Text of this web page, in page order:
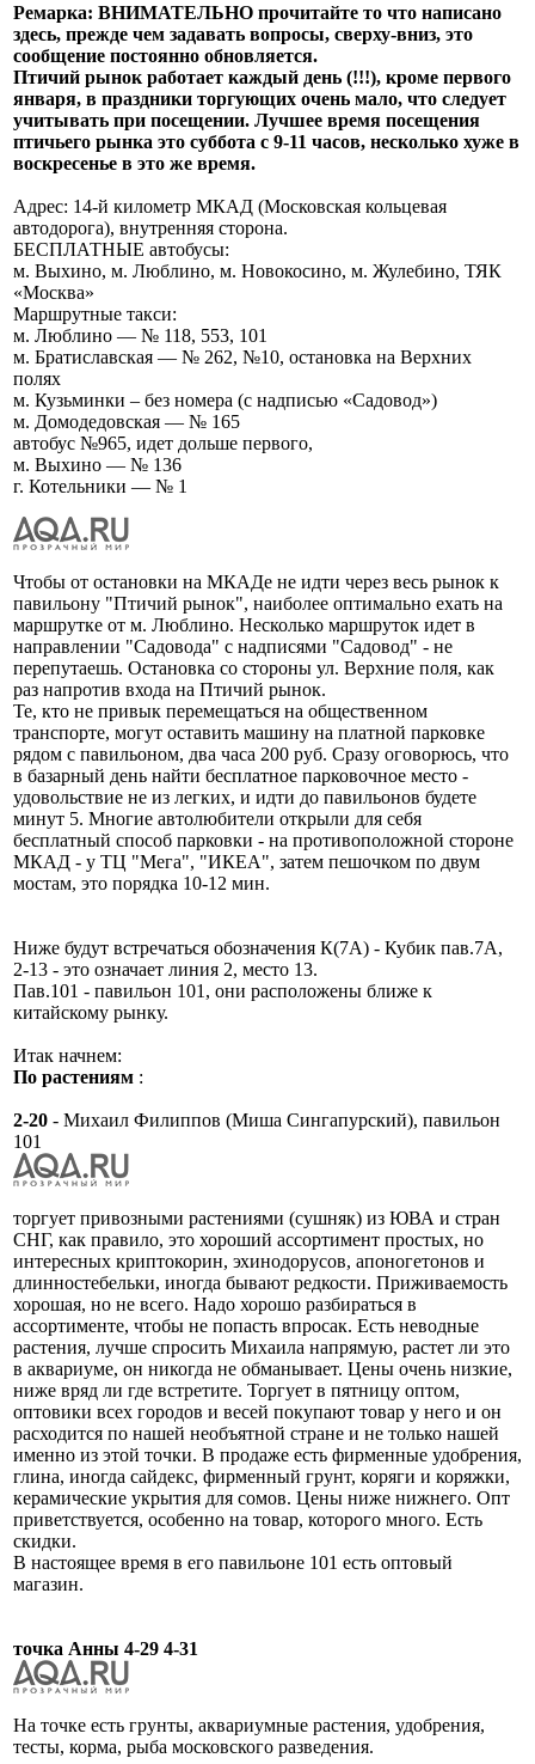
Ремарка: ВНИМАТЕЛЬНО прочитайте то что написано
здесь, прежде чем задавать вопросы, сверху-вниз, это
сообщение постоянно обновляется.
Птичий рынок работает каждый день (!!!), кроме первого
января, в праздники торгующих очень мало, что следует
учитывать при посещении. Лучшее время посещения
птичьего рынка это суббота с 9-11 часов, несколько хуже в
воскресенье в это же время.
Адрес: 14-й километр МКАД (Московская кольцевая
автодорога), внутренняя сторона.
БЕСПЛАТНЫЕ автобусы:
м. Выхино, м. Люблино, м. Новокосино, м. Жулебино, ТЯК
«Москва»
Маршрутные такси:
м. Люблино — № 118, 553, 101
м. Братиславская — № 262, №10, остановка на Верхних
полях
м. Кузьминки – без номера (с надписью «Садовод»)
м. Домодедовская — № 165
автобус №965, идет дольше первого,
м. Выхино — № 136
г. Котельники — № 1
Чтобы от остановки на МКАДе не идти через весь рынок к
павильону "Птичий рынок", наиболее оптимально ехать на
маршрутке от м. Люблино. Несколько маршруток идет в
направлении "Садовода" с надписями "Садовод" - не
перепутаешь. Остановка со стороны ул. Верхние поля, как
раз напротив входа на Птичий рынок.
Те, кто не привык перемещаться на общественном
транспорте, могут оставить машину на платной парковке
рядом с павильоном, два часа 200 руб. Сразу оговорюсь, что
в базарный день найти бесплатное парковочное место -
удовольствие не из легких, и идти до павильонов будете
минут 5. Многие автолюбители открыли для себя
бесплатный способ парковки - на противоположной стороне
МКАД - у ТЦ "Мега", "ИКЕА", затем пешочком по двум
мостам, это порядка 10-12 мин.
Ниже будут встречаться обозначения К(7А) - Кубик пав.7А,
2-13 - это означает линия 2, место 13.
Пав.101 - павильон 101, они расположены ближе к
китайскому рынку.
Итак начнем:
По растениям :
2-20 - Михаил Филиппов (Миша Сингапурский), павильон
101
торгует привозными растениями (сушняк) из ЮВА и стран
СНГ, как правило, это хороший ассортимент простых, но
интересных криптокорин, эхинодорусов, апоногетонов и
длинностебельки, иногда бывают редкости. Приживаемость
хорошая, но не всего. Надо хорошо разбираться в
ассортименте, чтобы не попасть впросак. Есть неводные
растения, лучше спросить Михаила напрямую, растет ли это
в аквариуме, он никогда не обманывает. Цены очень низкие,
ниже вряд ли где встретите. Торгует в пятницу оптом,
оптовики всех городов и весей покупают товар у него и он
расходится по нашей необъятной стране и не только нашей
именно из этой точки. В продаже есть фирменные удобрения,
глина, иногда сайдекс, фирменный грунт, коряги и коряжки,
керамические укрытия для сомов. Цены ниже нижнего. Опт
приветствуется, особенно на товар, которого много. Есть
скидки.
В настоящее время в его павильоне 101 есть оптовый
магазин.
точка Анны 4-29 4-31
На точке есть грунты, аквариумные растения, удобрения,
тесты, корма, рыба московского разведения.